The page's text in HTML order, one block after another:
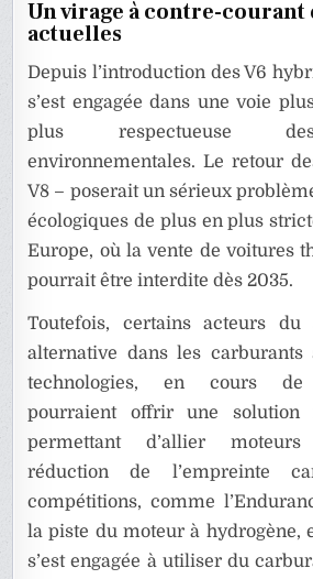
Un virage à contre-courant
actuelles
Depuis l’introduction des V6
s’est engagée dans une voie
plus respectueuse
environnementales. Le retour
V8 – poserait un sérieux
écologiques de plus en plus
Europe, où la vente de voitures
pourrait être interdite dès 2035.
Toutefois, certains acteurs
alternative dans les carburants
technologies, en cours de
pourraient offrir une solution
permettant d’allier
réduction de l’empreinte
compétitions, comme
la piste du moteur à hydrogène,
s’est engagée à utiliser du